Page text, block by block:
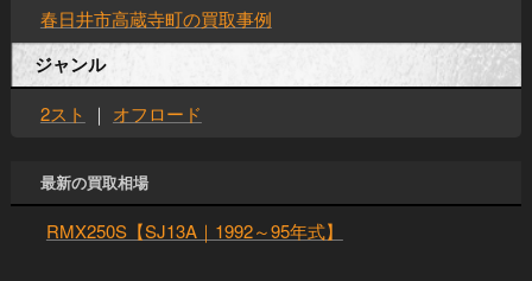
春日井市高蔵寺町の買取事例
ジャンル
2スト ｜ オフロード
最新の買取相場
RMX250S【SJ13A｜1992～95年式】